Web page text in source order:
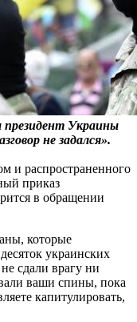
президент Украины
не задался».
и распространенного
приказ
в обращении
которые
украинских
сдали врагу ни
ваши спины, пока
капитулировать,